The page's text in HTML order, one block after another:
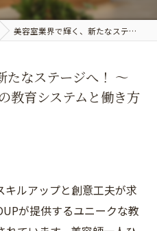
美容室業界で輝く、新たなステージへ！ ～ACTJAPANGROUPの教育システムと働き方～
たなステージへ！ ～
教育システムと働き方
ルアップと創意工夫が求
が提供するユニークな教